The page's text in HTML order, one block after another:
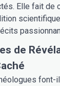
Elle fait de
de
font-